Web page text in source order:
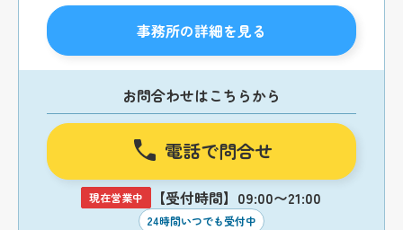
事務所の詳細を見る
お問合わせはこちらから
電話で問合せ
現在営業中 【受付時間】09:00〜21:00
24時間いつでも受付中